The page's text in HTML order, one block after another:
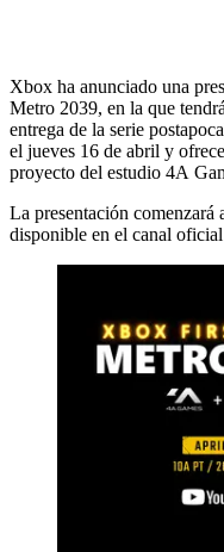
Xbox ha anunciado una
Metro 2039, en la que
entrega de la serie
el jueves 16 de abril y
proyecto del estudio 4A
La presentación comenzará
disponible en el canal